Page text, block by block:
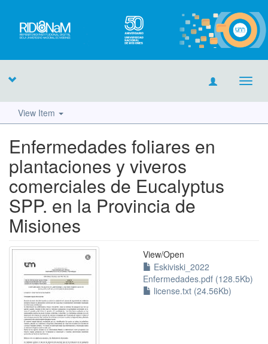
View Item
Enfermedades foliares en
plantaciones y viveros
comerciales de Eucalyptus
SPP. en la Provincia de
Misiones
View/Open
Eskiviski_2022
Enfermedades.pdf (128.5Kb)
license.txt (24.56Kb)